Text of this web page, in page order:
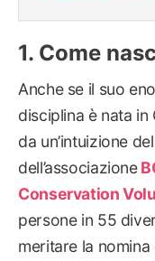
Come
Anche se il suo
disciplina è nata in
da un’intuizione
dell’associazione
Conservation
persone in 55
meritare la